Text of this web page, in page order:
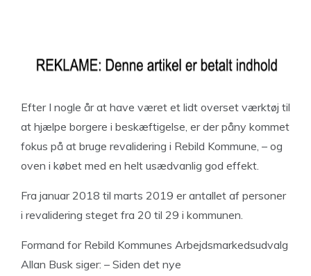
Efter I nogle år at have været et lidt overset værktøj til
at hjælpe borgere i beskæftigelse, er der påny kommet
fokus på at bruge revalidering i Rebild Kommune, – og
oven i købet med en helt usædvanlig god effekt.
Fra januar 2018 til marts 2019 er antallet af personer
i revalidering steget fra 20 til 29 i kommunen.
Formand for Rebild Kommunes Arbejdsmarkedsudvalg
Allan Busk siger: – Siden det nye